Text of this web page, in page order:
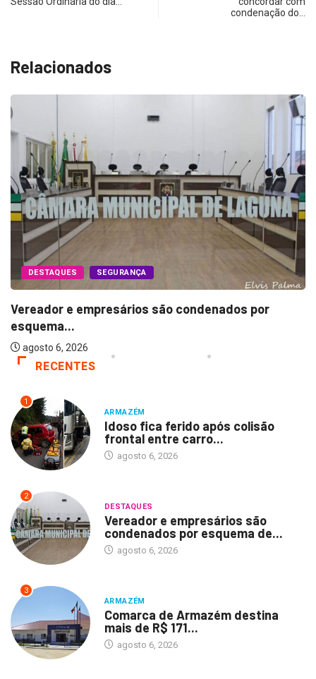
condenação do…
Relacionados
DESTAQUES SEGURANÇA
Vereador e empresários são condenados por
esquema...
agosto 6, 2026
RECENTES
1
ARMAZÉM
Idoso fica ferido após colisão
frontal entre carro...
agosto 6, 2026
2
DESTAQUES
Vereador e empresários são
condenados por esquema de...
agosto 6, 2026
3
ARMAZÉM
Comarca de Armazém destina
mais de R$ 171...
agosto 6, 2026